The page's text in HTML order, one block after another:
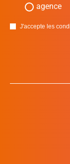
agence
J'accepte les